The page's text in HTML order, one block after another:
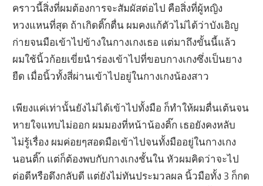
คราวนี้สิ่งที่ผมต้องการจะสัมผัสต่อไป คือสิ่งที่ผู้หญิง
หวงแหนที่สุด ถ้าเกิดติ๊กตื่น ผมคงแก้ตัวไม่ได้ว่าบังเอิญ
ก่ายจนมือเข้าไปข้างในกางเกงเธอ แต่มาถึงขั้นนี้แล้ว
ผมใช้นิ้วก้อยเขี่ยนำร่องเข้าไปที่ขอบกางเกงซึ่งเป็นยาง
ยืด เมื่อนิ้วทั้งสี่ผ่านเข้าไปอยู่ในกางเกงน้องสาว
เพียงแค่เท่านั้นยังไม่ได้เข้าไปทั้งมือ ก็ทำให้ผมตื่นเต้นจน
หายใจแทบไม่ออก ผมมองที่หน้าน้องติ๊ก เธอยังคงหลับ
ไม่รู้เรื่อง ผมค่อยๆสอดมือเข้าไปจนทั้งมืออยู่ในกางเกง
นอนติ๊ก แต่ก็ต้องพบกับกางเกงชั้นใน หัวผมคิดว่าจะไป
ต่อดีหรือดึงกลับดี แต่ยังไม่ทันประมวลผล นิ้วมือทั้ง 3 ก็กด